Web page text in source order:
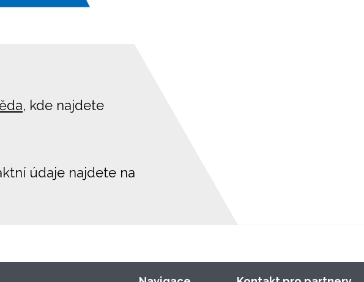
, kde najdete
údaje najdete na